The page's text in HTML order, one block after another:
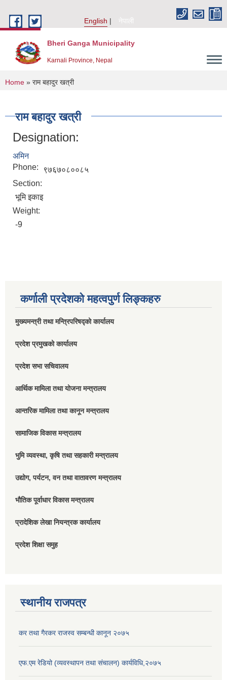
English
नेपाली
Bheri Ganga Municipality
Karnali Province, Nepal
You are here
Home » राम बहादुर खत्री
राम बहादुर खत्री
Designation:
अमिन
Phone:
९७६७०८००८५
Section:
भूमि इकाइ
Weight:
-9
कर्णाली प्रदेशको महत्वपुर्ण लिङ्कहरु
मुख्यमन्त्री तथा मन्त्रिपरिषद्को कार्यालय
प्रदेश प्रमुखको कार्यालय
प्रदेश सभा सचिवालय
आर्थिक मामिला तथा योजना मन्त्रालय
आन्तरिक मामिला तथा कानून मन्त्रालय
सामाजिक विकास मन्त्रालय
भुमि व्यवस्था, कृषि तथा सहकारी मन्त्रालय
उद्योग, पर्यटन, वन तथा वातावरण मन्त्रालय
भौतिक पूर्वाधार विकास मन्त्रालय
प्रादेशिक लेखा नियन्त्रक कार्यालय
प्रदेश शिक्षा समुह
स्थानीय राजपत्र
कर तथा गैरकर राजस्व सम्बन्धी कानून २०७५
एफ.एम रेडियो (व्यवस्थापन तथा संचालन) कार्यविधि,२०७५